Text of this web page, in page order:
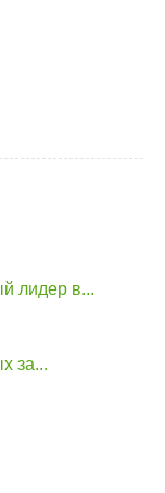
лидер в...
за...